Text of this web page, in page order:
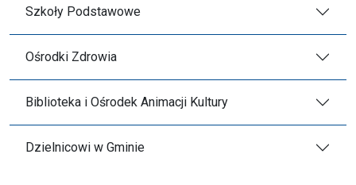
Szkoły Podstawowe
Ośrodki Zdrowia
Biblioteka i Ośrodek Animacji Kultury
Dzielnicowi w Gminie